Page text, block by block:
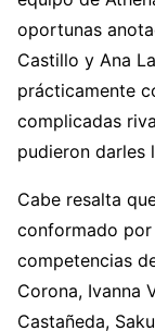
oportunas
Castillo y Ana
prácticamente
complicadas
pudieron darles
Cabe resalta
conformado
competencias
Corona, Ivanna
Castañeda,